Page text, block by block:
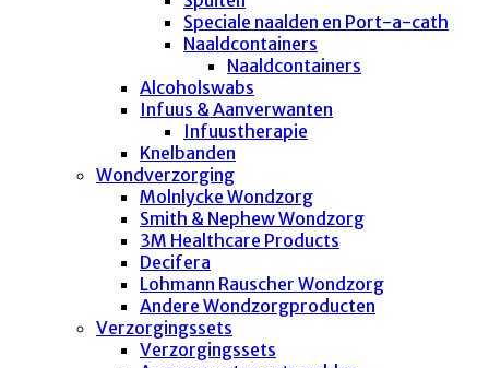
Speciale naalden en Port-a-cath
Naaldcontainers
Naaldcontainers
Alcoholswabs
Infuus & Aanverwanten
Infuustherapie
Knelbanden
Wondverzorging
Molnlycke Wondzorg
Smith & Nephew Wondzorg
3M Healthcare Products
Decifera
Lohmann Rauscher Wondzorg
Andere Wondzorgproducten
Verzorgingssets
Verzorgingssets